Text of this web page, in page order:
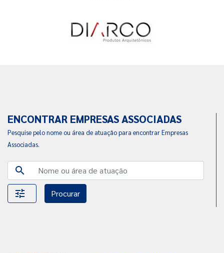
ENCONTRAR EMPRESAS ASSOCIADAS
Pesquise pelo nome ou área de atuação para encontrar Empresas
Associadas.
search
tune
Procurar